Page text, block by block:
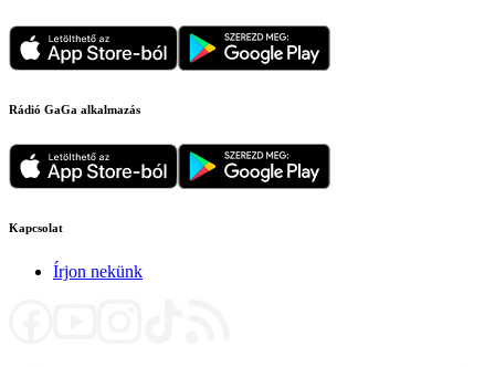
Rádió GaGa alkalmazás
Kapcsolat
Írjon nekünk